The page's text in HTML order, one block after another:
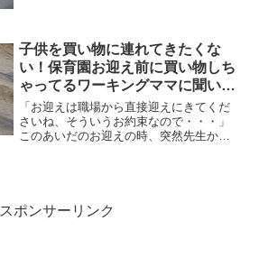
子供を買い物に連れてきたくな
い！保育園お迎え前に買い物しち
ゃってるワーキングママに聞いて
欲しい話
「お迎えは職場から直接迎えにきてくだ
さいね、そういうお約束なので・・・」
このあいだのお迎えの時、突然先生から
スポンサーリンク